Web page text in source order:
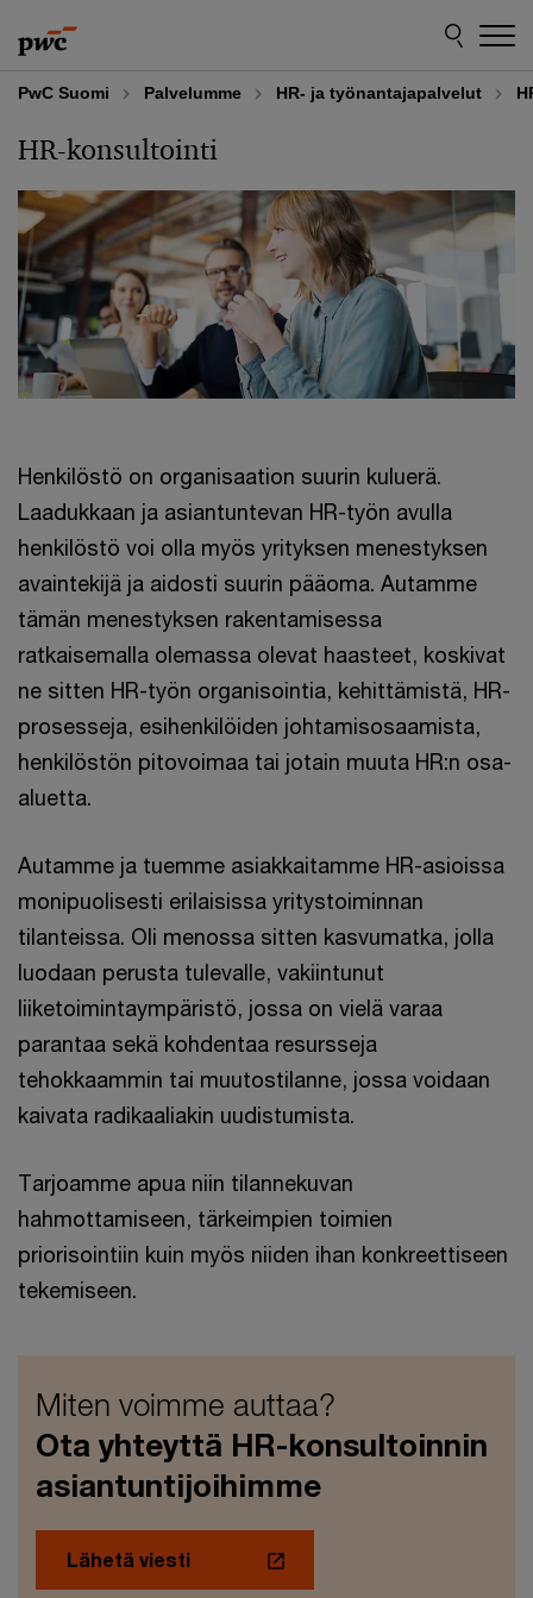
to
content
to
footer
PwC Suomi Palvelumme HR- ja työnantajapalvelut
HR-konsultointi
Henkilöstö on organisaation suurin kuluerä.
Laadukkaan ja asiantuntevan HR-työn avulla
henkilöstö voi olla myös yrityksen menestyksen
avaintekijä ja aidosti suurin pääoma. Autamme
tämän menestyksen rakentamisessa
ratkaisemalla olemassa olevat haasteet, koskivat
ne sitten HR-työn organisointia, kehittämistä, HR-
prosesseja, esihenkilöiden johtamisosaamista,
henkilöstön pitovoimaa tai jotain muuta HR:n osa-
aluetta.
Autamme ja tuemme asiakkaitamme HR-asioissa
monipuolisesti erilaisissa yritystoiminnan
tilanteissa. Oli menossa sitten kasvumatka, jolla
luodaan perusta tulevalle, vakiintunut
liiketoimintaympäristö, jossa on vielä varaa
parantaa sekä kohdentaa resursseja
tehokkaammin tai muutostilanne, jossa voidaan
kaivata radikaaliakin uudistumista.
Tarjoamme apua niin tilannekuvan
hahmottamiseen, tärkeimpien toimien
priorisointiin kuin myös niiden ihan konkreettiseen
tekemiseen.
Miten voimme auttaa?
Ota yhteyttä HR-konsultoinnin
asiantuntijoihimme
Lähetä viesti